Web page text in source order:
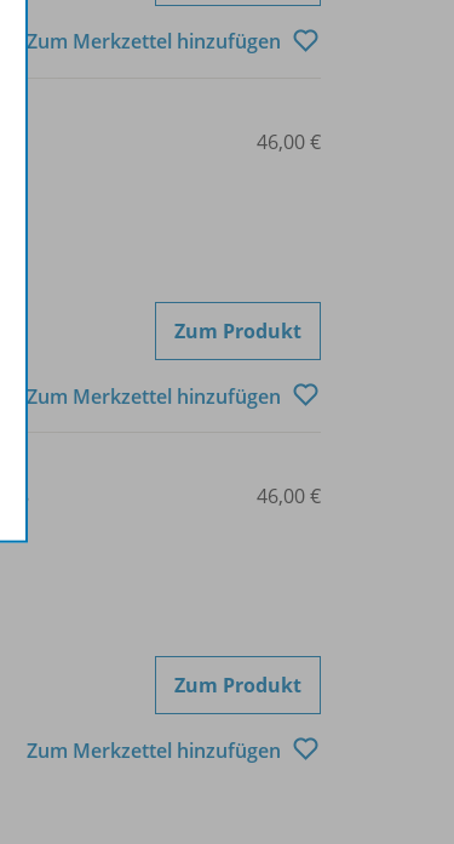
Zum Merkzettel hinzufügen
1 46,00 €
Zum Produkt
Zum Merkzettel hinzufügen
8 46,00 €
Zum Produkt
Zum Merkzettel hinzufügen